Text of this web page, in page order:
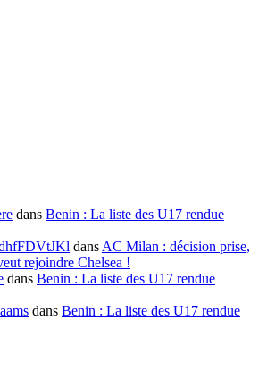
dans Benin : La liste des U17 rendue
dans AC Milan : décision prise,
rejoindre Chelsea !
dans Benin : La liste des U17 rendue
dans Benin : La liste des U17 rendue